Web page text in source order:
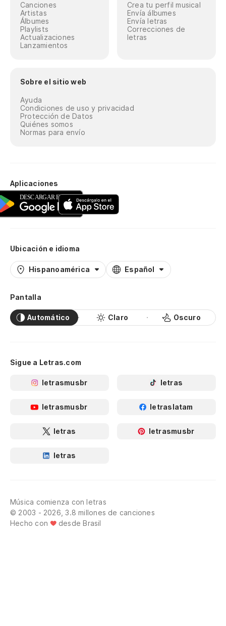
Canciones
Artistas
Álbumes
Playlists
Actualizaciones
Lanzamientos
Crea tu perfil musical
Envía álbumes
Envía letras
Correcciones de
letras
Sobre el sitio web
Ayuda
Condiciones de uso y privacidad
Protección de Datos
Quiénes somos
Normas para envío
Aplicaciones
Ubicación e idioma
Hispanoamérica Español
Pantalla
Automático Claro Oscuro
Sigue a Letras.com
letrasmusbr letras
letrasmusbr letraslatam
letras letrasmusbr
letras
Música comienza con letras
© 2003 - 2026, 3.8 millones de canciones
Hecho con
desde Brasil